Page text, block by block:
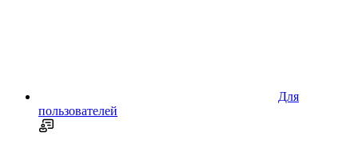
Для
пользователей